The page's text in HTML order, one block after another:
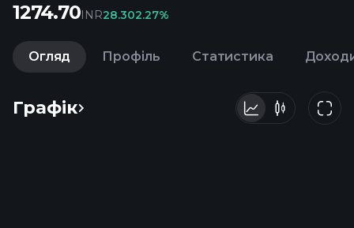
1274.70INR28.302.27%
Огляд Профіль Статистика
Графік